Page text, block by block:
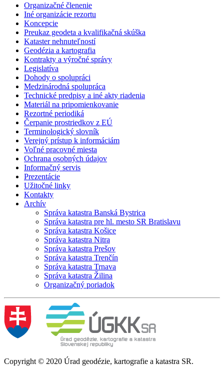
Organizačné členenie
Iné organizácie rezortu
Koncepcie
Preukaz geodeta a kvalifikačná skúška
Kataster nehnuteľností
Geodézia a kartografia
Kontrakty a výročné správy
Legislatíva
Dohody o spolupráci
Medzinárodná spolupráca
Technické predpisy a iné akty riadenia
Materiál na pripomienkovanie
Rezortné periodiká
Čerpanie prostriedkov z EÚ
Terminologický slovník
Verejný prístup k informáciám
Voľné pracovné miesta
Ochrana osobných údajov
Informačný servis
Prezentácie
Užitočné linky
Kontakty
Archív
Správa katastra Banská Bystrica
Správa katastra pre hl. mesto SR Bratislavu
Správa katastra Košice
Správa katastra Nitra
Správa katastra Prešov
Správa katastra Trenčín
Správa katastra Trnava
Správa katastra Žilina
Organizačný poriadok
Copyright © 2020 Úrad geodézie, kartografie a katastra SR.